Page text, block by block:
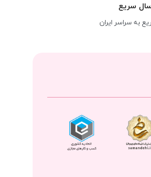
سریع
به سراسر ایران